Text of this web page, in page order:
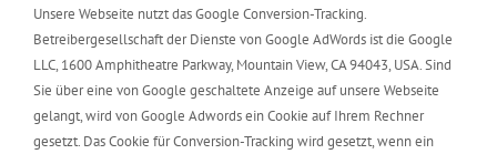
Unsere Webseite nutzt das Google Conversion-Tracking.
Betreibergesellschaft der Dienste von Google AdWords ist die Google
LLC, 1600 Amphitheatre Parkway, Mountain View, CA 94043, USA. Sind
Sie über eine von Google geschaltete Anzeige auf unsere Webseite
gelangt, wird von Google Adwords ein Cookie auf Ihrem Rechner
gesetzt. Das Cookie für Conversion-Tracking wird gesetzt, wenn ein